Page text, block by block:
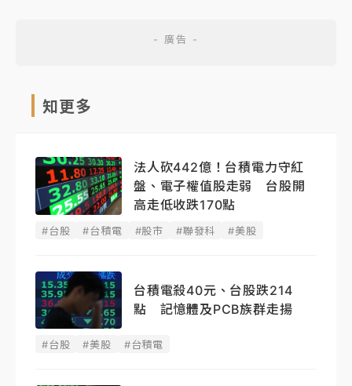
知更多
法人砍442億！台積電力守紅
盤、電子權值股走弱 台股開
高走低收跌170點
#台股 #台積電 #股市 #聯發科 #美股
台積電殺40元、台股跌214
點 記憶體及PCB族群走揚
#台股 #美股 #台積電